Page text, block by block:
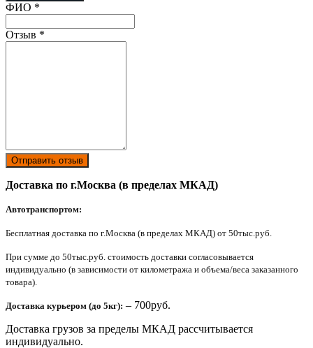
Ваш отзыв был отправлен!
ФИО *
Отзыв *
Отправить отзыв
Доставка по г.Москва (в пределах МКАД)
Автотранспортом:
Бесплатная доставка по г.Москва (в пределах МКАД) от 50тыс.руб.
При сумме до 50тыс.руб. стоимость доставки согласовывается
индивидуально (в зависимости от километража и объема/веса заказанного
товара).
Доставка курьером (до 5кг): – 700руб.
Доставка грузов за пределы МКАД рассчитывается
индивидуально.